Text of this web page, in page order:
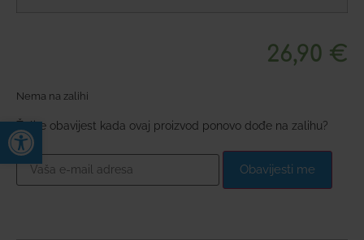
Open toolbar
26,90 €
Nema na zalihi
Želite obavijest kada ovaj proizvod ponovo dođe na zalihu?
Obavijesti me